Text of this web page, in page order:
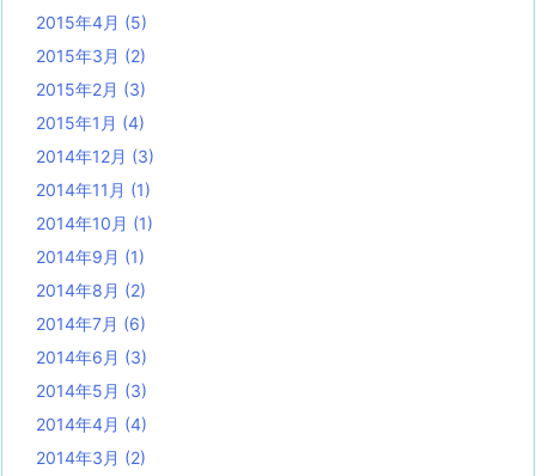
2015年4月 (5)
2015年3月 (2)
2015年2月 (3)
2015年1月 (4)
2014年12月 (3)
2014年11月 (1)
2014年10月 (1)
2014年9月 (1)
2014年8月 (2)
2014年7月 (6)
2014年6月 (3)
2014年5月 (3)
2014年4月 (4)
2014年3月 (2)